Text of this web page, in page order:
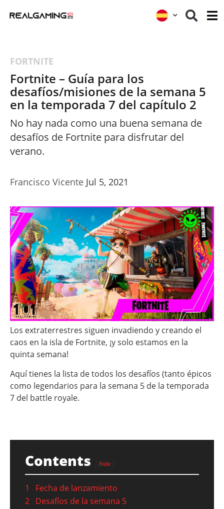
FORTNITE
Fortnite – Guía para los
desafíos/misiones de la semana 5
en la temporada 7 del capítulo 2
No hay nada como una buena semana de
desafíos de Fortnite para disfrutar del
verano.
Francisco Vicente Jul 5, 2021
Los extraterrestres siguen invadiendo y creando el
caos en la isla de Fortnite, ¡y solo estamos en la
quinta semana!
Aquí tienes la lista de todos los desafíos (tanto épicos
como legendarios para la semana 5 de la temporada
7 del battle royale.
Contents hide
1
Fecha de lanzamiento
2 Desafíos de la semana 5